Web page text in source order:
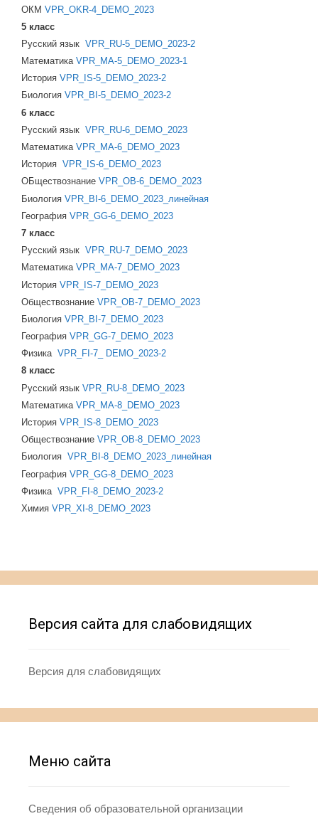
ОКМ VPR_OKR-4_DEMO_2023
5 класс
Русский язык VPR_RU-5_DEMO_2023-2
Математика VPR_MA-5_DEMO_2023-1
История VPR_IS-5_DEMO_2023-2
Биология VPR_BI-5_DEMO_2023-2
6 класс
Русский язык VPR_RU-6_DEMO_2023
Математика VPR_MA-6_DEMO_2023
История VPR_IS-6_DEMO_2023
ОБществознание VPR_OB-6_DEMO_2023
Биология VPR_BI-6_DEMO_2023_линейная
География VPR_GG-6_DEMO_2023
7 класс
Русский язык VPR_RU-7_DEMO_2023
Математика VPR_MA-7_DEMO_2023
История VPR_IS-7_DEMO_2023
Обществознание VPR_OB-7_DEMO_2023
Биология VPR_BI-7_DEMO_2023
География VPR_GG-7_DEMO_2023
Физика VPR_FI-7_ DEMO_2023-2
8 класс
Русский язык VPR_RU-8_DEMO_2023
Математика VPR_MA-8_DEMO_2023
История VPR_IS-8_DEMO_2023
Обществознание VPR_OB-8_DEMO_2023
Биология VPR_BI-8_DEMO_2023_линейная
География VPR_GG-8_DEMO_2023
Физика VPR_FI-8_DEMO_2023-2
Химия VPR_XI-8_DEMO_2023
Версия сайта для слабовидящих
Версия для слабовидящих
Меню сайта
Сведения об образовательной организации